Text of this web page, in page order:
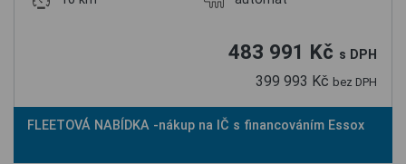
483 991 Kč s DPH
399 993 Kč bez DPH
FLEETOVÁ NABÍDKA -nákup na IČ s financováním Essox